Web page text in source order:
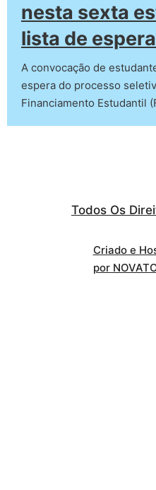
nesta sexta
lista de espera
A convocação de
espera do processo
Financiamento Estudantil
Todos Os
Criado e
por